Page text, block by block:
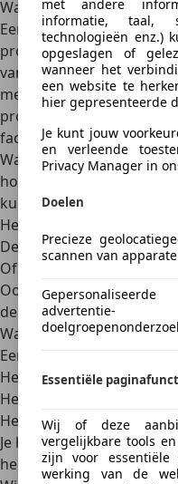
met andere
informatie, taal,
technologieën enz.)
opgeslagen of
wanneer het
een website te
hier gepresenteerde
Je kunt jouw
en verleende
Privacy Manager in
Doelen
Precieze
scannen van
advertentie-
Essentiële
Wij of deze
vergelijkbare tools
zijn voor
werking van de
Wat maakt een product
Een goed product kun je
problemen gebruiken.
van het soort product. Zo
mee te gaan dan een
product mag
factoren:
Wat de verkoper of
horloge als waterdicht
kunnen zwemmen).
Het merk.
De prijs.
Of het nieuw of
Ook als je iets in de
deugdelijk product.
Wanneer is een product
Een product is
Het niet compleet is.
Het beschadigd is.
Het niet werkt of niet
Je het niet kunt
heeft aangegeven.